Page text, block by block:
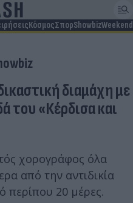
ΚόσμοςΣπορShowbizWeekend
διαμάχη με
του «Κέρδισα και
χορογράφος όλα
από την αντιδικία
περίπου 20 μέρες.